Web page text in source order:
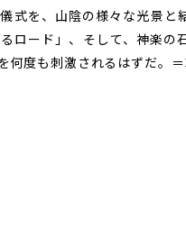
式を、山陰の様々な光景と
ロード」、そして、神楽の
何度も刺激されるはずだ。